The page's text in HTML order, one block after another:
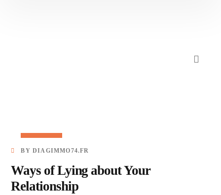
BYDIAGIMMO74.FR
Ways of Lying about Your
Relationship